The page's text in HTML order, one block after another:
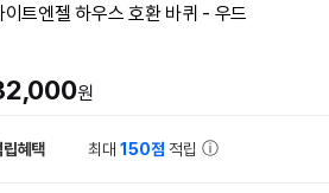
이트엔젤 하우스 호환 바퀴 - 우드
원
립혜택 최대150점 적립